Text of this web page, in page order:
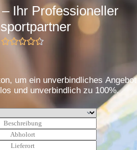
Ihr Professioneller
um ein unverbindliches Angebot
und unverbindlich zu 100%.